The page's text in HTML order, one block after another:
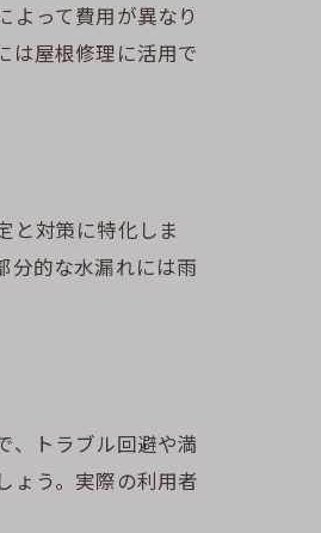
よって費用が異なり
は屋根修理に活用で
と対策に特化しま
分的な水漏れには雨
、トラブル回避や満
ょう。実際の利用者